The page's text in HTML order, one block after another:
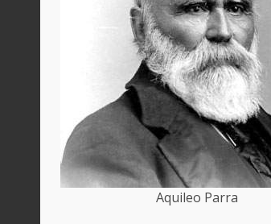
Aquileo Parra